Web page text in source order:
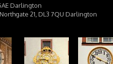
Darlington
21, DL3 7QU Darlington